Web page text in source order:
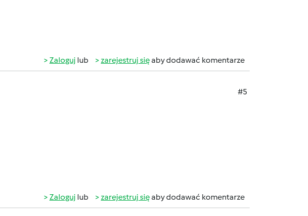
Zaloguj lub zarejestruj sięaby dodawać komentarze
#5
Zaloguj lub zarejestruj sięaby dodawać komentarze